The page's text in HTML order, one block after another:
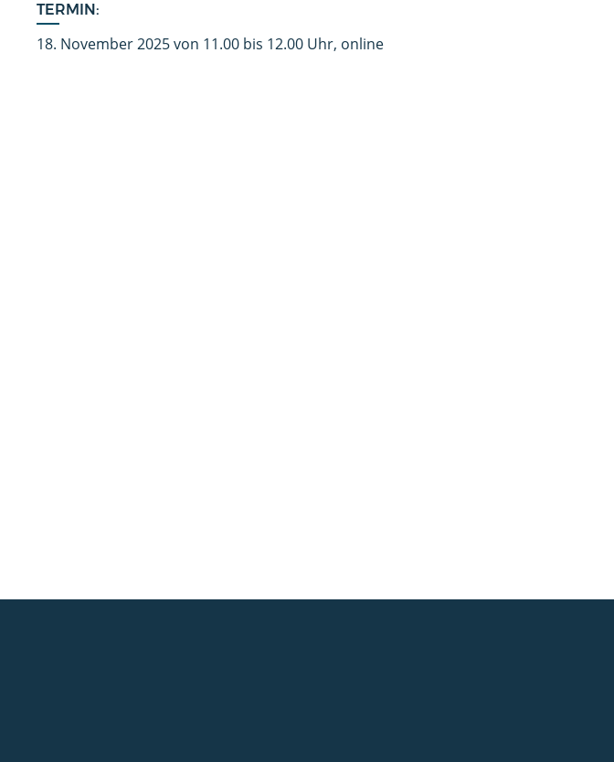
TERMIN:
18. November 2025 von 11.00 bis 12.00 Uhr, online